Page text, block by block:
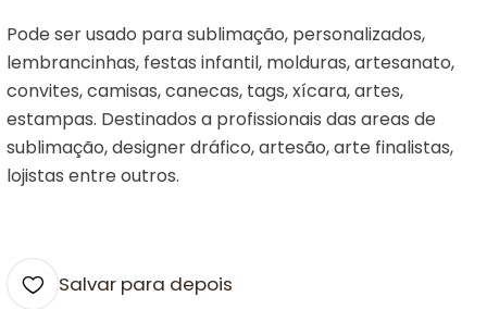
Pode ser usado para sublimação, personalizados,
lembrancinhas, festas infantil, molduras, artesanato,
convites, camisas, canecas, tags, xícara, artes,
estampas. Destinados a profissionais das areas de
sublimação, designer dráfico, artesão, arte finalistas,
lojistas entre outros.
Salvar para depois